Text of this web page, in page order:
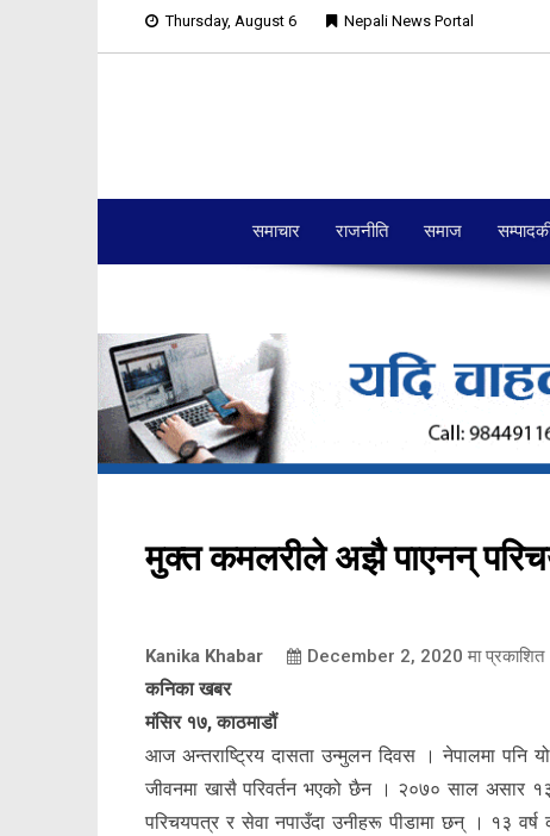
Thursday, August 6 Nepali News Portal
समाचार राजनीति समाज
मुक्त कमलरीले अझै पाएनन्
Kanika Khabar December 2, 2020 मा प्रकाशित
कनिका खबर
मंसिर १७, काठमाडौं
आज अन्तराष्ट्रिय दासता उन्मुलन दिवस । नेपालमा पनि
जीवनमा खासै परिवर्तन भएको छैन । २०७० साल असार
परिचयपत्र र सेवा नपाउँदा उनीहरू पीडामा छन् । १३